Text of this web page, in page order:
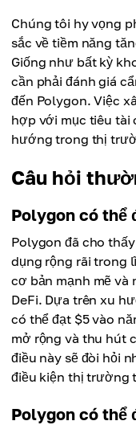
Chúng tôi hy vọng
sắc về tiềm năng
Giống như bất kỳ
cần phải đánh giá
đến Polygon. Việc
hợp với mục tiêu tài
hướng trong thị
Câu hỏi
Polygon có thể
Polygon đã cho
dụng rộng rãi trong
cơ bản mạnh mẽ
DeFi. Dựa trên xu
có thể đạt $5 vào
mở rộng và thu hút
điều này sẽ đòi hỏi
điều kiện thị trường
Polygon có thể